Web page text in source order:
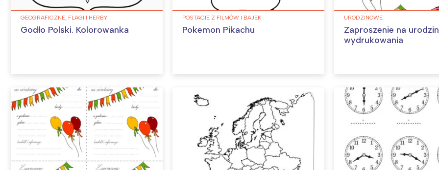
GEOGRAFICZNE, FLAGI I HERBY
Godło Polski. Kolorowanka
POSTACIE Z FILMÓW I BAJEK
Pokemon Pikachu
URODZINOWE
Zaproszenie na
wydrukowania